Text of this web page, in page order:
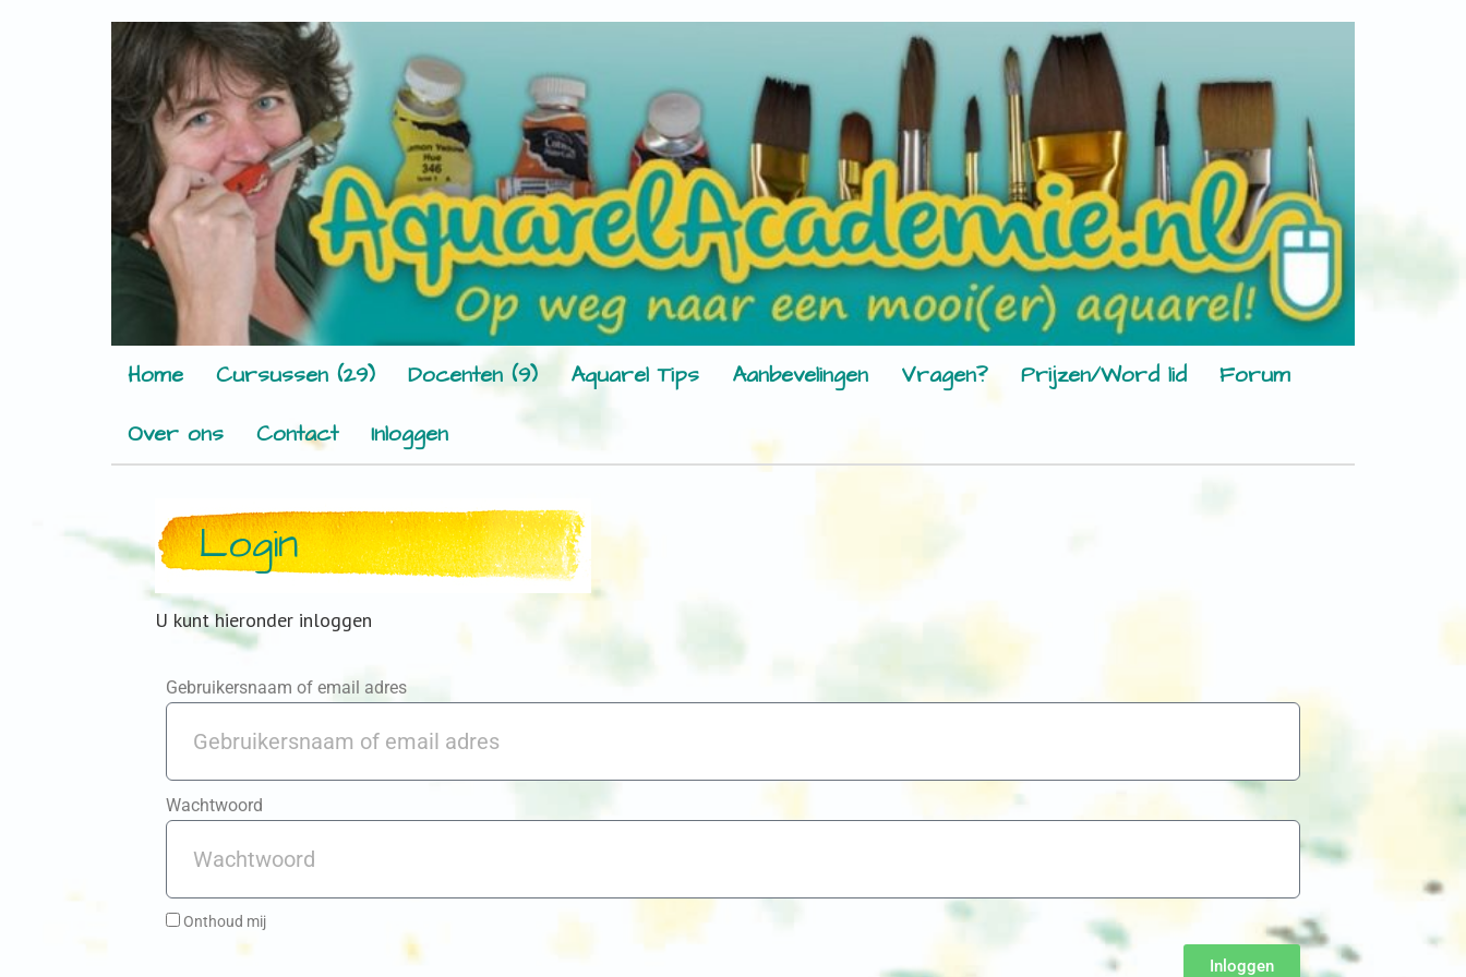
Home Cursussen (29) Docenten (9) Aquarel Tips Aanbevelingen Vragen? Prijzen/Word lid
Forum
Over ons
Contact Inloggen
Login
U kunt hieronder inloggen
Gebruikersnaam of email adres
Wachtwoord
Onthoud mij
Inloggen